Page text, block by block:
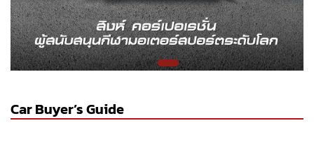
Car Buyer’s Guide